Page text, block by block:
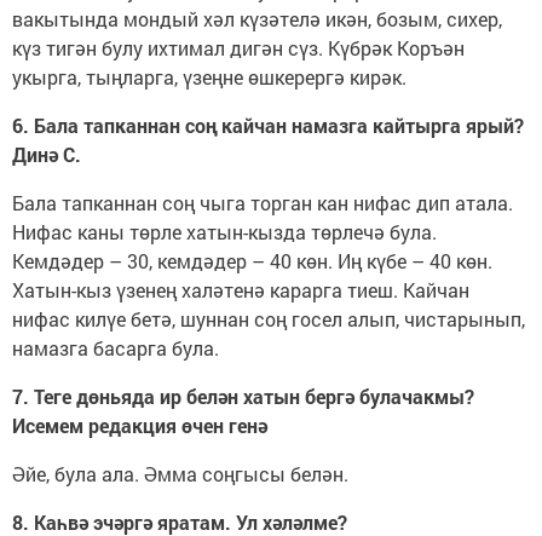
вакытында мондый хәл күзәтелә икән, бозым, сихер,
күз тигән булу ихтимал дигән сүз. Күбрәк Коръән
укырга, тыңларга, үзеңне өшкерергә кирәк.
6. Бала тапканнан соң кайчан намазга кайтырга ярый?
Динә С.
Бала тапканнан соң чыга торган кан нифас дип атала.
Нифас каны төрле хатын-кызда төрлечә була.
Кемдәдер – 30, кемдәдер – 40 көн. Иң күбе – 40 көн.
Хатын-кыз үзенең халәтенә карарга тиеш. Кайчан
нифас килүе бетә, шуннан соң госел алып, чистарынып,
намазга басарга була.
7. Теге дөньяда ир белән хатын бергә булачакмы?
Исемем редакция өчен генә
Әйе, була ала. Әмма соңгысы белән.
8. Каһвә эчәргә яратам. Ул хәләлме?